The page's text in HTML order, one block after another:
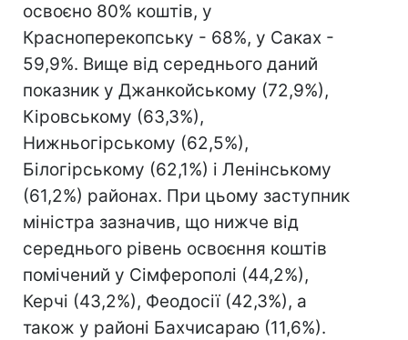
освоєно 80% коштів, у
Красноперекопську - 68%, у Саках -
59,9%. Вище від середнього даний
показник у Джанкойському (72,9%),
Кіровському (63,3%),
Нижньогірському (62,5%),
Білогірському (62,1%) і Ленінському
(61,2%) районах. При цьому заступник
міністра зазначив, що нижче від
середнього рівень освоєння коштів
помічений у Сімферополі (44,2%),
Керчі (43,2%), Феодосії (42,3%), а
також у районі Бахчисараю (11,6%).